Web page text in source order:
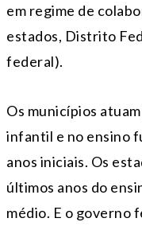
em regime de
estados, Distrito
federal).
Os municípios
infantil e no ensino
anos iniciais. Os
últimos anos do
médio. E o governo